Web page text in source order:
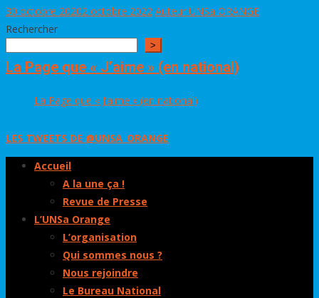
30 octobre 20202 octobre 2022 Auteur UNSa ORANGE
Rechercher
>
La Page que « J’aime » (en national)
La Page que « J’aime » (en national)
LES TWEETS DE @UNSA_ORANGE
Accueil
A la une ça !
Revue de Presse
L’UNSa Orange
L’organisation
Qui sommes nous ?
Nous rejoindre
Le Bureau National